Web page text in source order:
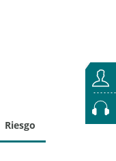
Riesgo